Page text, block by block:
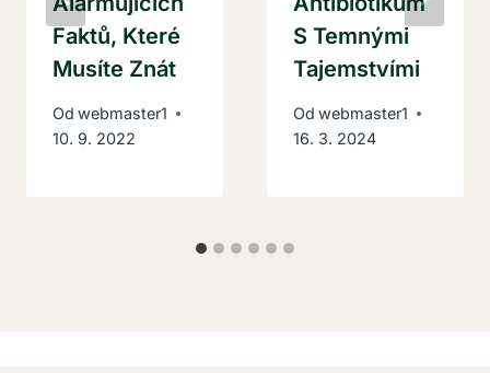
Faktů, Které
Musíte Znát
Od webmaster1
10. 9. 2022
S Temnými
Tajemstvími
Od webmaster1
16. 3. 2024